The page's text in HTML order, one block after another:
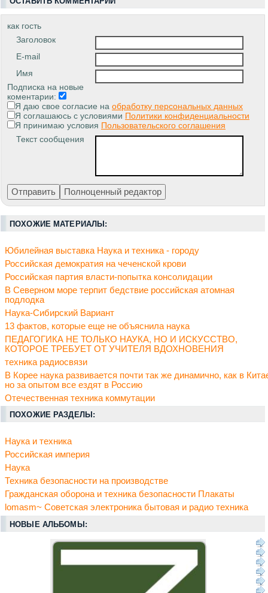
как гость
Заголовок
E-mail
Имя
Подписка на новые
коментарии:
Я даю свое согласие на обработку персональных данных
Я соглашаюсь с условиями Политики конфиденциальности
Я принимаю условия Пользовательского соглашения
Текст сообщения
ПОХОЖИЕ МАТЕРИАЛЫ:
Юбилейная выставка Наука и техника - городу
Российская демократия на чеченской крови
Российская партия власти-попытка консолидации
В Северном море терпит бедствие российская атомная
подлодка
Наука-Сибирский Вариант
13 фактов, которые еще не объяснила наука
ПЕДАГОГИКА НЕ ТОЛЬКО НАУКА, НО И ИСКУССТВО,
КОТОРОЕ ТРЕБУЕТ ОТ УЧИТЕЛЯ ВДОХНОВЕНИЯ
техника радиосвязи
В Корее наука развивается почти так же динамично, как в
но за опытом все ездят в Россию
Отечественная техника коммутации
ПОХОЖИЕ РАЗДЕЛЫ:
Наука и техника
Российская империя
Наука
Техника безопасности на производстве
Гражданская оборона и техника безопасности Плакаты
lomasm~ Советская электроника бытовая и радио техника
НОВЫЕ АЛЬБОМЫ: